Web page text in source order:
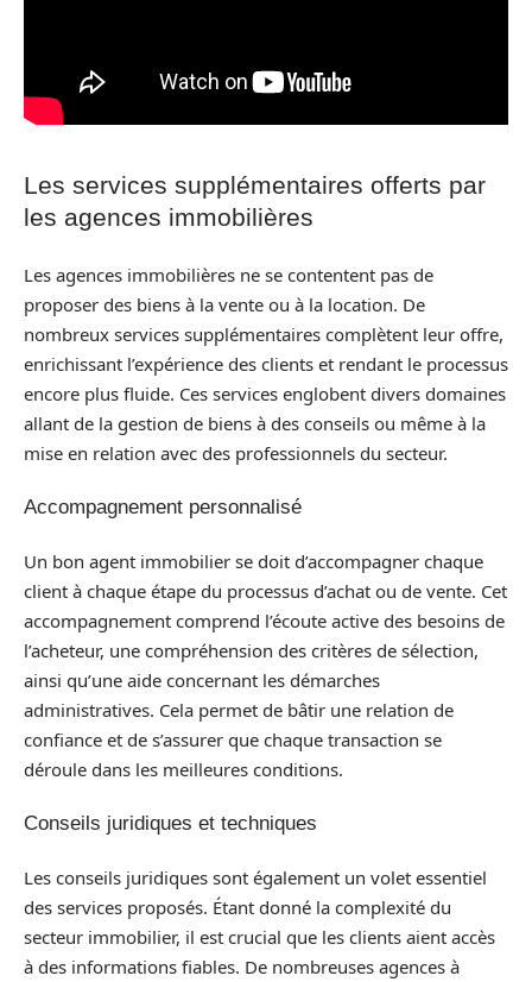
Les services supplémentaires offerts par
les agences immobilières
Les agences immobilières ne se contentent pas de
proposer des biens à la vente ou à la location. De
nombreux services supplémentaires complètent leur offre,
enrichissant l’expérience des clients et rendant le processus
encore plus fluide. Ces services englobent divers domaines
allant de la gestion de biens à des conseils ou même à la
mise en relation avec des professionnels du secteur.
Accompagnement personnalisé
Un bon agent immobilier se doit d’accompagner chaque
client à chaque étape du processus d’achat ou de vente. Cet
accompagnement comprend l’écoute active des besoins de
l’acheteur, une compréhension des critères de sélection,
ainsi qu’une aide concernant les démarches
administratives. Cela permet de bâtir une relation de
confiance et de s’assurer que chaque transaction se
déroule dans les meilleures conditions.
Conseils juridiques et techniques
Les conseils juridiques sont également un volet essentiel
des services proposés. Étant donné la complexité du
secteur immobilier, il est crucial que les clients aient accès
à des informations fiables. De nombreuses agences à